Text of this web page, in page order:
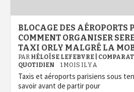
BLOCAGE DES AÉROPORTS
COMMENT ORGANISER
TAXI ORLY MALGRÉ LA
PAR HÉLOÏSE LEFEBVRE |
QUOTIDIEN
1 MOIS IL Y A
Taxis et aéroports parisiens sous
savoir avant de partir pour